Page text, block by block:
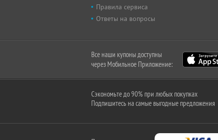
Правила сервиса
Ответы на вопросы
Все наши купоны доступны
через Мобильное Приложение:
Сэкономьте до 90% при любых покупках
Подпишитесь на самые выгодные предложения